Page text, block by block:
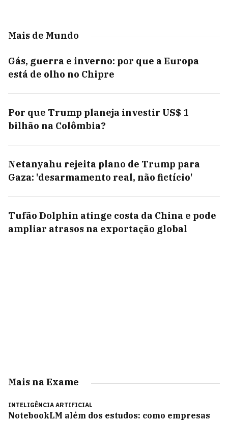
Mais de Mundo
Gás, guerra e inverno: por que a Europa
está de olho no Chipre
Por que Trump planeja investir US$ 1
bilhão na Colômbia?
Netanyahu rejeita plano de Trump para
Gaza: 'desarmamento real, não fictício'
Tufão Dolphin atinge costa da China e pode
ampliar atrasos na exportação global
Mais na Exame
INTELIGÊNCIA ARTIFICIAL
NotebookLM além dos estudos: como empresas